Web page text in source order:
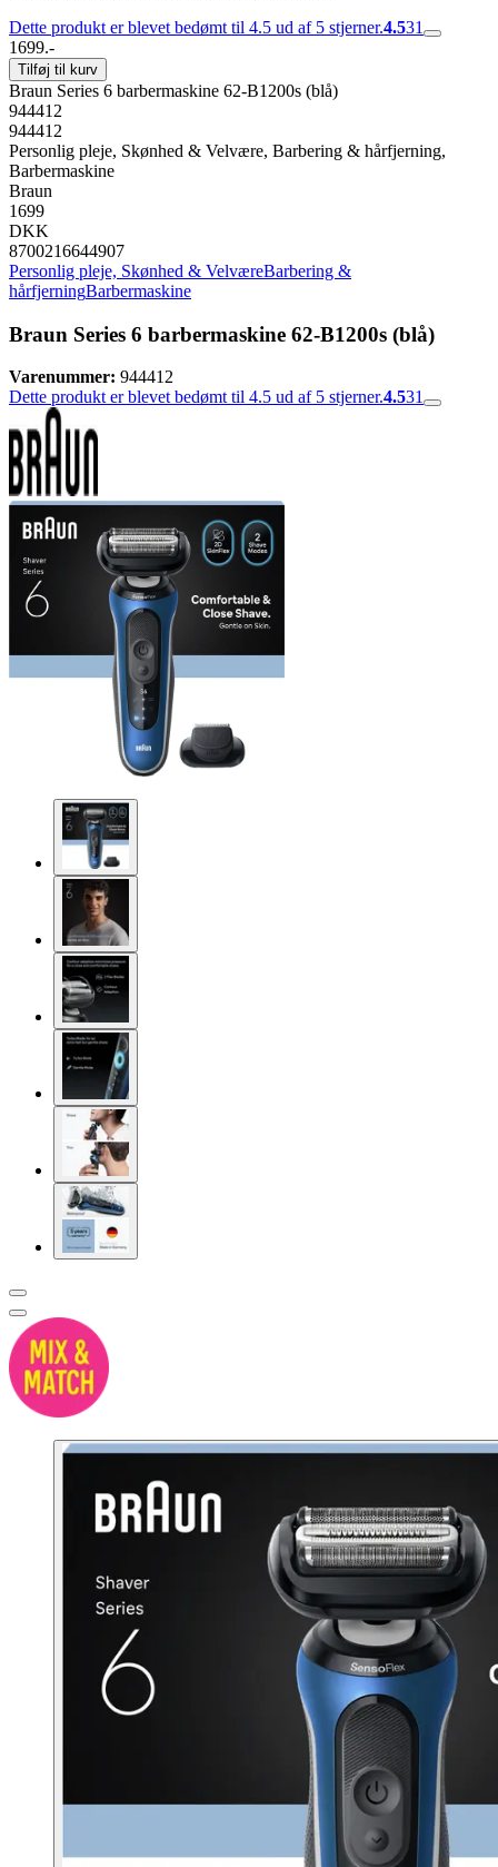
Dette produkt er blevet bedømt til 4.5 ud af 5 stjerner.4.531
1699.-
Tilføj til kurv
Braun Series 6 barbermaskine 62-B1200s (blå)
944412
944412
Personlig pleje, Skønhed & Velvære, Barbering & hårfjerning,
Barbermaskine
Braun
1699
DKK
8700216644907
Personlig pleje, Skønhed & VelværeBarbering &
hårfjerningBarbermaskine
Braun Series 6 barbermaskine 62-B1200s (blå)
Varenummer: 944412
Dette produkt er blevet bedømt til 4.5 ud af 5 stjerner.4.531